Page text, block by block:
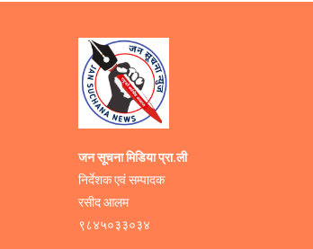
जन सूचना मिडिया प्रा.ली
निर्देशक एवं सम्पादक
रसीद आलम
९८४५०३३०३४